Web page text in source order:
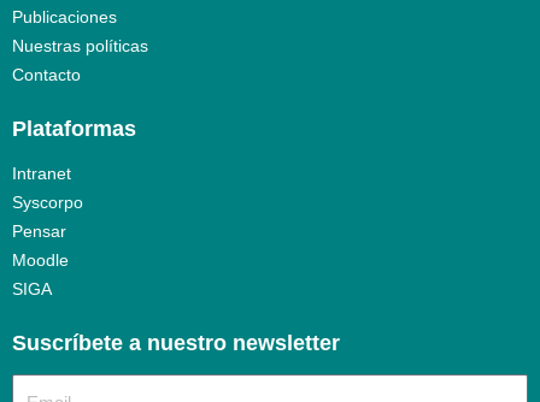
Publicaciones
Nuestras políticas
Contacto
Plataformas
Intranet
Syscorpo
Pensar
Moodle
SIGA
Suscríbete a nuestro newsletter​